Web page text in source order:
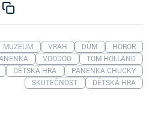
MUZEUM VRAH DŮM
HOROR
VOODOO
TOM HOLLAND
DĚTSKÁ HRA
PANENKA CHUCKY
SKUTEČNOST
DĚTSKÁ HRA